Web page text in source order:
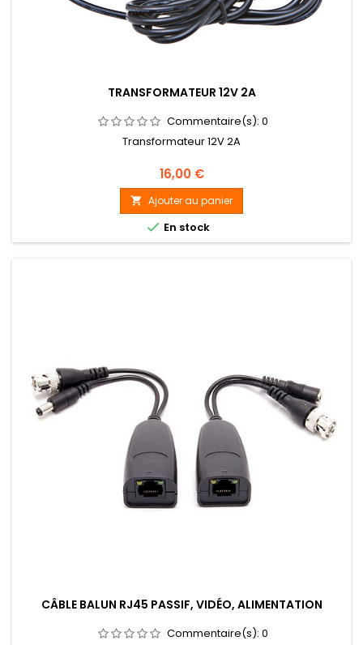
TRANSFORMATEUR 12V 2A
Commentaire(s): 0
Transformateur 12V 2A
Prix
16,00 €
 Ajouter au panier
 En stock
CÂBLE BALUN RJ45 PASSIF, VIDÉO, ALIMENTATION
Commentaire(s): 0